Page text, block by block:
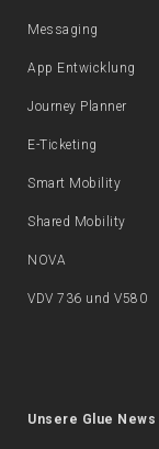
Messaging
App Entwicklung
Journey Planner
E-Ticketing
Smart Mobility
Shared Mobility
NOVA
VDV 736 und V580
Unsere Glue News